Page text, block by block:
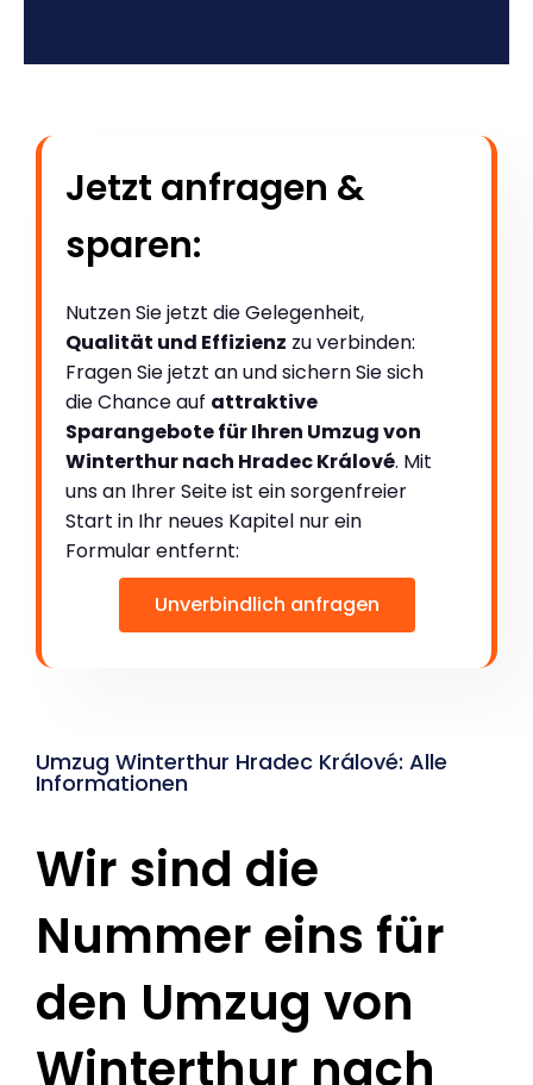
Jetzt anfragen &
sparen:
Nutzen Sie jetzt die Gelegenheit,
Qualität und Effizienz zu verbinden:
Fragen Sie jetzt an und sichern Sie sich
die Chance auf attraktive
Sparangebote für Ihren Umzug von
Winterthur nach Hradec Králové. Mit
uns an Ihrer Seite ist ein sorgenfreier
Start in Ihr neues Kapitel nur ein
Formular entfernt:
Unverbindlich anfragen
Umzug Winterthur Hradec Králové: Alle
Informationen
Wir sind die
Nummer eins für
den Umzug von
Winterthur nach